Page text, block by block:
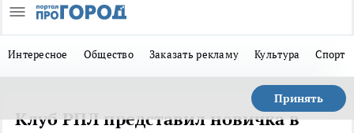
Интересное Общество Заказать рекламу Культура Спорт
Принять
Клуб РПЛ представил новичка в